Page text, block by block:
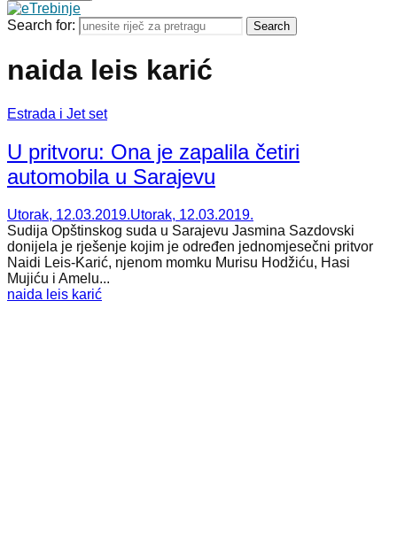
Search for: Search
naida leis karić
Estrada i Jet set
U pritvoru: Ona je zapalila četiri
automobila u Sarajevu
Utorak, 12.03.2019.Utorak, 12.03.2019.
Sudija Opštinskog suda u Sarajevu Jasmina Sazdovski
donijela je rješenje kojim je određen jednomjesečni pritvor
Naidi Leis-Karić, njenom momku Murisu Hodžiću, Hasi
Mujiću i Amelu...
naida leis karić